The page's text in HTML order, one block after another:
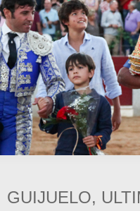
GUIJUELO,